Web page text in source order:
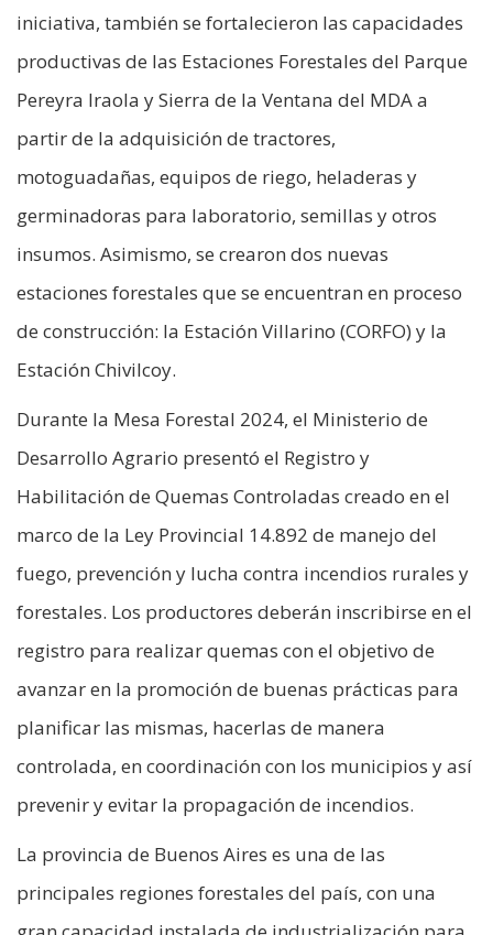
iniciativa, también se fortalecieron las capacidades
productivas de las Estaciones Forestales del Parque
Pereyra Iraola y Sierra de la Ventana del MDA a
partir de la adquisición de tractores,
motoguadañas, equipos de riego, heladeras y
germinadoras para laboratorio, semillas y otros
insumos. Asimismo, se crearon dos nuevas
estaciones forestales que se encuentran en proceso
de construcción: la Estación Villarino (CORFO) y la
Estación Chivilcoy.
Durante la Mesa Forestal 2024, el Ministerio de
Desarrollo Agrario presentó el Registro y
Habilitación de Quemas Controladas creado en el
marco de la Ley Provincial 14.892 de manejo del
fuego, prevención y lucha contra incendios rurales y
forestales. Los productores deberán inscribirse en el
registro para realizar quemas con el objetivo de
avanzar en la promoción de buenas prácticas para
planificar las mismas, hacerlas de manera
controlada, en coordinación con los municipios y así
prevenir y evitar la propagación de incendios.
La provincia de Buenos Aires es una de las
principales regiones forestales del país, con una